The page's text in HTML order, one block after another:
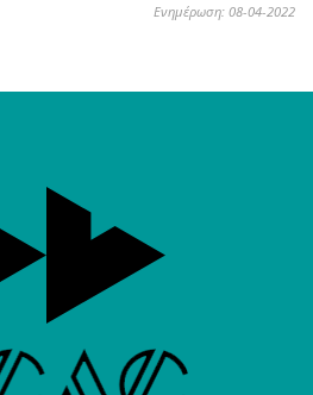
Ενημέρωση: 08-04-2022